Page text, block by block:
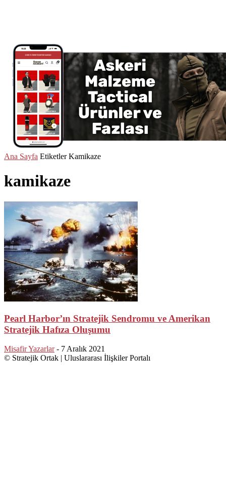
Ana Sayfa Etiketler Kamikaze
kamikaze
Pearl Harbor’ın Stratejik Sendromu ve Amerikan
Stratejik Hafıza Oluşumu
Misafir Yazarlar - 7 Aralık 2021
© Stratejik Ortak | Uluslararası İlişkiler Portalı